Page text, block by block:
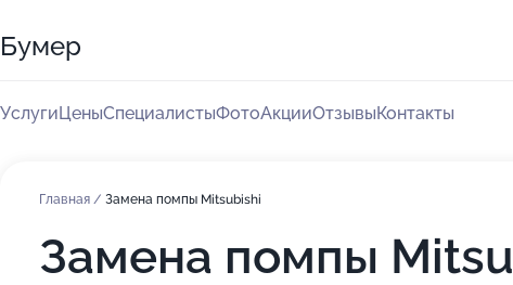
Бумер
УслугиЦеныСпециалистыФотоАкцииОтзывыКонтакты
Главная / Замена помпы Mitsubishi
Замена помпы